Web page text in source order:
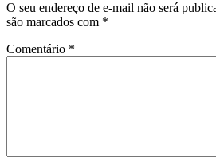
O seu endereço de e-mail não será
são marcados com *
Comentário *